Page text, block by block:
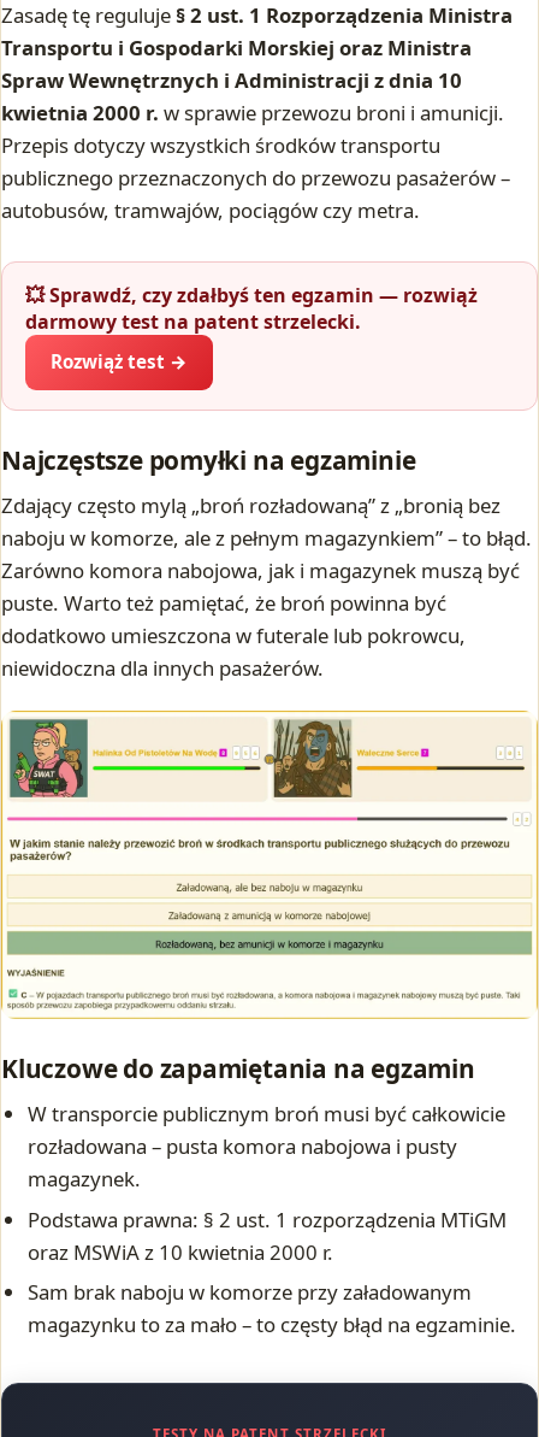
Zasadę tę reguluje§ 2 ust. 1 Rozporządzenia Ministra
Transportu i Gospodarki Morskiej oraz Ministra
Spraw Wewnętrznych i Administracji z dnia 10
kwietnia 2000 r. w sprawie przewozu broni i amunicji.
Przepis dotyczy wszystkich środków transportu
publicznego przeznaczonych do przewozu pasażerów –
autobusów, tramwajów, pociągów czy metra.
💥 Sprawdź, czy zdałbyś ten egzamin — rozwiąż
darmowy test na patent strzelecki.
Rozwiąż test →
Najczęstsze pomyłki na egzaminie
Zdający często mylą „broń rozładowaną” z „bronią bez
naboju w komorze, ale z pełnym magazynkiem” – to błąd.
Zarówno komora nabojowa, jak i magazynek muszą być
puste. Warto też pamiętać, że broń powinna być
dodatkowo umieszczona w futerale lub pokrowcu,
niewidoczna dla innych pasażerów.
Kluczowe do zapamiętania na egzamin
W transporcie publicznym broń musi być całkowicie
rozładowana – pusta komora nabojowa i pusty
magazynek.
Podstawa prawna: § 2 ust. 1 rozporządzenia MTiGM
oraz MSWiA z 10 kwietnia 2000 r.
Sam brak naboju w komorze przy załadowanym
magazynku to za mało – to częsty błąd na egzaminie.